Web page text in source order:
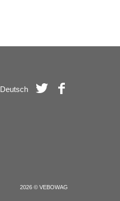
Deutsch
2026 © VEBOWAG